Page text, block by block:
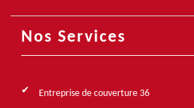
Nos Services
Entreprise de couverture 36